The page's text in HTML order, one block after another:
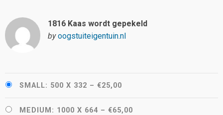
1816 Kaas wordt gepekeld
by oogstuiteigentuin.nl
SMALL: 500 X 332 – €25,00
MEDIUM: 1000 X 664 – €65,00